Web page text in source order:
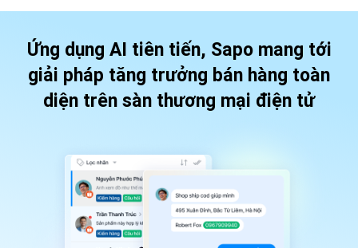
Ứng dụng AI tiên tiến, Sapo mang tới
giải pháp tăng trưởng bán hàng toàn
diện trên sàn thương mại điện tử